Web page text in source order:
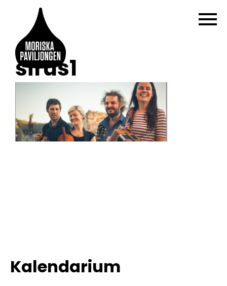
sirus1
Kalendarium